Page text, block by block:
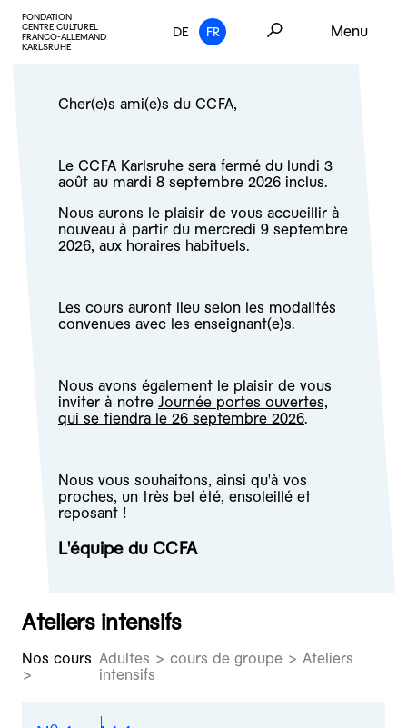
FONDATION
CENTRE CULTUREL
FRANCO-ALLEMAND
KARLSRUHE
DE FR Menu
Cher(e)s ami(e)s du CCFA,
Le CCFA Karlsruhe sera fermé du lundi 3
août au mardi 8 septembre 2026 inclus.
Nous aurons le plaisir de vous accueillir à
nouveau à partir du mercredi 9 septembre
2026, aux horaires habituels.
Les cours auront lieu selon les modalités
convenues avec les enseignant(e)s.
Nous avons également le plaisir de vous
inviter à notre Journée portes ouvertes,
qui se tiendra le 26 septembre 2026.
Nous vous souhaitons, ainsi qu'à vos
proches, un très bel été, ensoleillé et
reposant !
L'équipe du CCFA
Ateliers intensifs
Nos cours Adultes > cours de groupe > Ateliers
intensifs